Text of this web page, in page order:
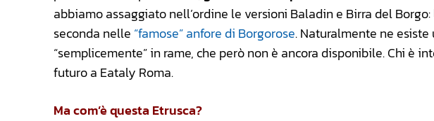
abbiamo assaggiato nell’ordine le versioni Baladin e Birra del
seconda nelle “famose” anfore di Borgorose. Naturalmente ne
“semplicemente” in rame, che però non è ancora disponibile. Chi è
futuro a Eataly Roma.
Ma com’è questa Etrusca?